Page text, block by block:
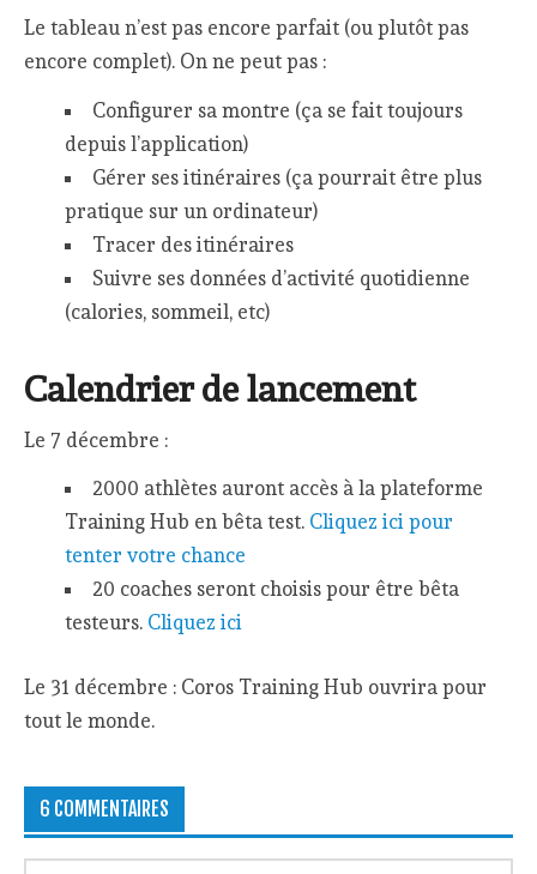
Le tableau n’est pas encore parfait (ou plutôt pas
encore complet). On ne peut pas :
Configurer sa montre (ça se fait toujours
depuis l’application)
Gérer ses itinéraires (ça pourrait être plus
pratique sur un ordinateur)
Tracer des itinéraires
Suivre ses données d’activité quotidienne
(calories, sommeil, etc)
Calendrier de lancement
Le 7 décembre :
2000 athlètes auront accès à la plateforme
Training Hub en bêta test. Cliquez ici pour
tenter votre chance
20 coaches seront choisis pour être bêta
testeurs. Cliquez ici
Le 31 décembre : Coros Training Hub ouvrira pour
tout le monde.
6 COMMENTAIRES